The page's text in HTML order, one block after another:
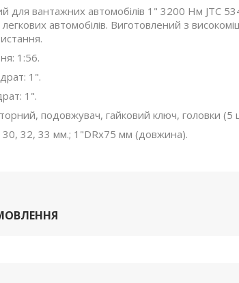
для вантажних автомобілів 1" 3200 Нм JTC
автомобілів. Виготовлений з
1:56.
1".
1".
подовжувач, гайковий ключ, головки (5
30, 32, 33 мм.; 1"DRх75 мм (довжина).